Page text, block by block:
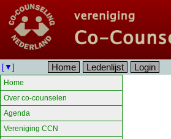
[▼] Home Ledenlijst Login
Home
Over co-counselen
Agenda
Vereniging CCN